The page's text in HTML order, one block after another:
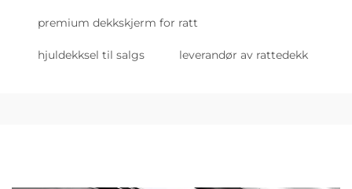
premium dekkskjerm for ratt
hjuldekksel til salgs leverandør av rattedekk